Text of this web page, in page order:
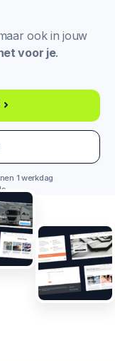
ook in jouw
voor je.
1 werkdag